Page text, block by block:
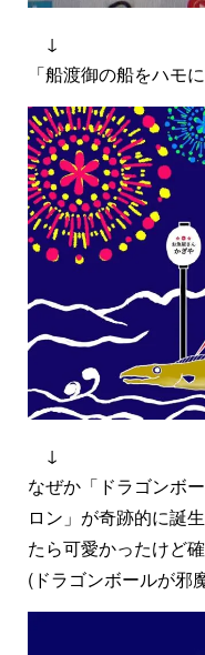
↓
「船渡御の船をハモ
↓
なぜか「ドラゴンボ
ロン」が奇跡的に誕
たら可愛かったけど
(ドラゴンボールが邪